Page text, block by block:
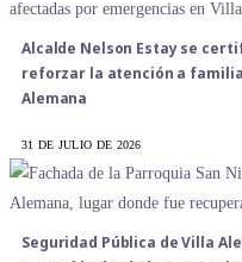
Alcalde Nelson Estay se
reforzar la atención a
Alemana
31 DE JULIO DE 2026
Seguridad Pública de Villa